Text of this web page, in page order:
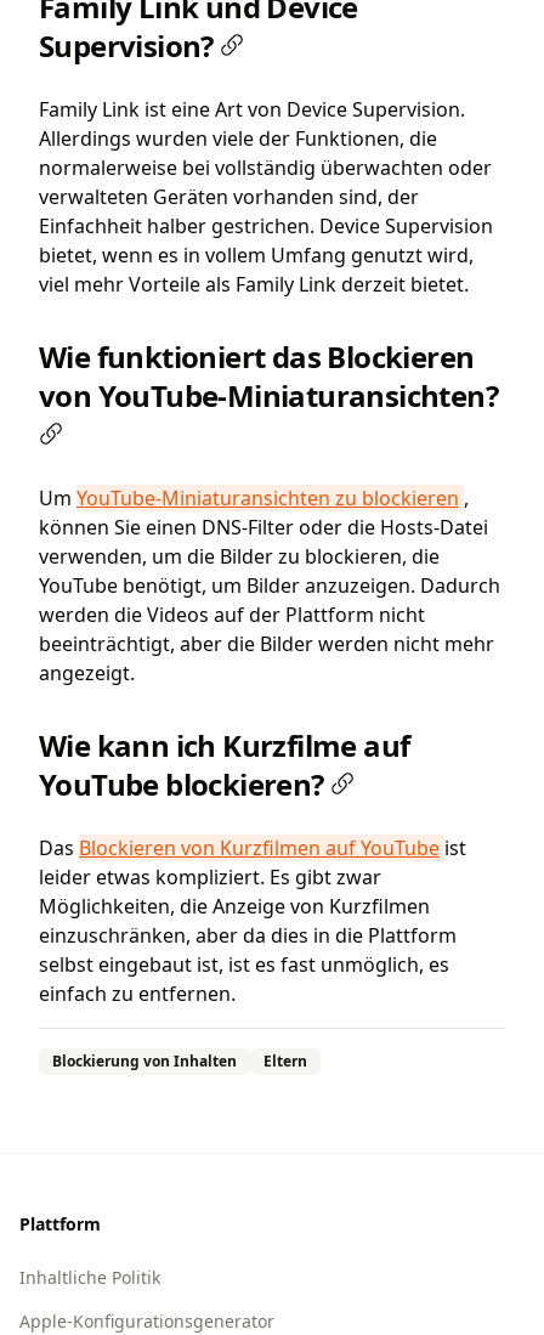
Supervision?
Family Link ist eine Art von Device Supervision.
Allerdings wurden viele der Funktionen, die
normalerweise bei vollständig überwachten oder
verwalteten Geräten vorhanden sind, der
Einfachheit halber gestrichen. Device Supervision
bietet, wenn es in vollem Umfang genutzt wird,
viel mehr Vorteile als Family Link derzeit bietet.
Wie funktioniert das Blockieren
von YouTube-Miniaturansichten?
Um YouTube-Miniaturansichten zu blockieren ,
können Sie einen DNS-Filter oder die Hosts-Datei
verwenden, um die Bilder zu blockieren, die
YouTube benötigt, um Bilder anzuzeigen. Dadurch
werden die Videos auf der Plattform nicht
beeinträchtigt, aber die Bilder werden nicht mehr
angezeigt.
Wie kann ich Kurzfilme auf
YouTube blockieren?
Das Blockieren von Kurzfilmen auf YouTube ist
leider etwas kompliziert. Es gibt zwar
Möglichkeiten, die Anzeige von Kurzfilmen
einzuschränken, aber da dies in die Plattform
selbst eingebaut ist, ist es fast unmöglich, es
einfach zu entfernen.
Blockierung von Inhalten Eltern
Plattform
Inhaltliche Politik
Apple-Konfigurationsgenerator